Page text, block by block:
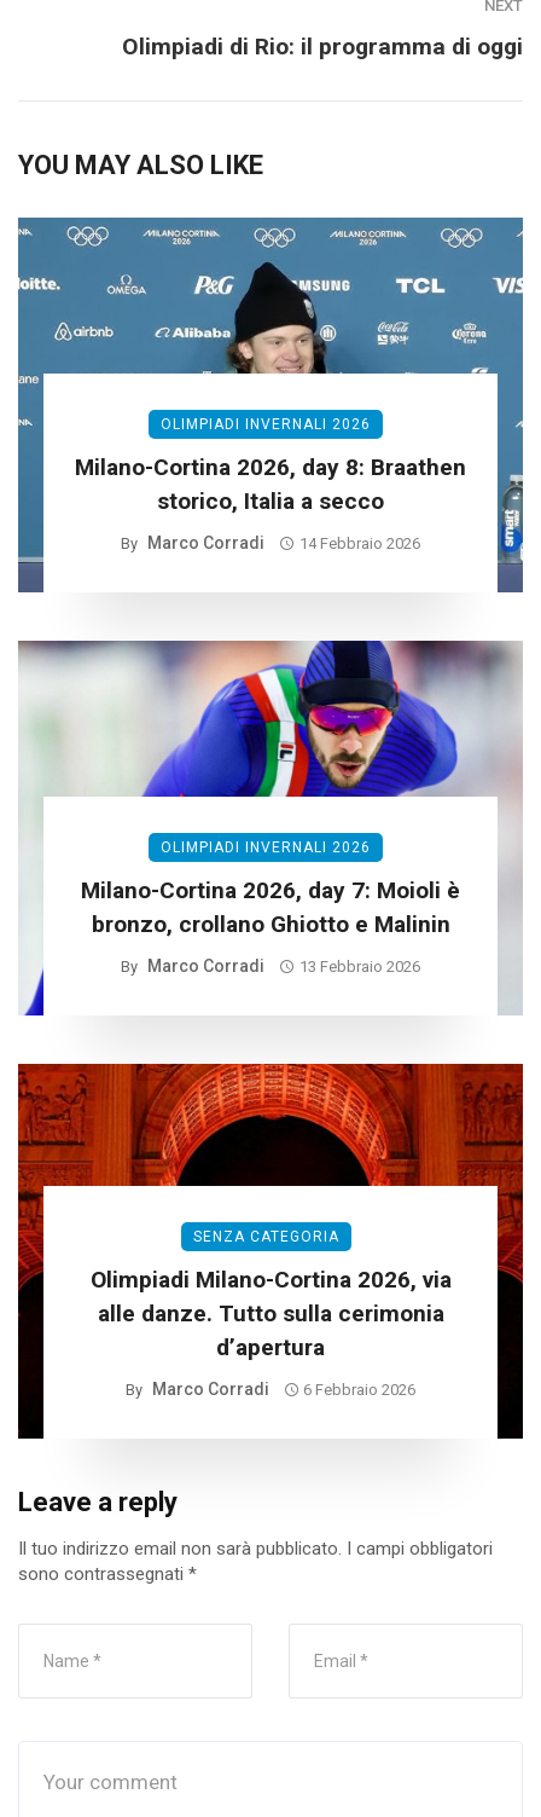
NEXT
Olimpiadi di Rio: il programma di oggi
YOU MAY ALSO LIKE
OLIMPIADI INVERNALI 2026
Milano-Cortina 2026, day 8: Braathen
storico, Italia a secco
By Marco Corradi 14 Febbraio 2026
OLIMPIADI INVERNALI 2026
Milano-Cortina 2026, day 7: Moioli è
bronzo, crollano Ghiotto e Malinin
By Marco Corradi 13 Febbraio 2026
SENZA CATEGORIA
Olimpiadi Milano-Cortina 2026, via
alle danze. Tutto sulla cerimonia
d’apertura
By Marco Corradi 6 Febbraio 2026
Leave a reply
Il tuo indirizzo email non sarà pubblicato. I campi obbligatori
sono contrassegnati *